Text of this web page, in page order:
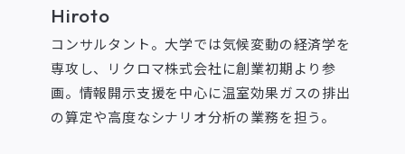
Hiroto
コンサルタント。大学では気候変動の経済学を
専攻し、リクロマ株式会社に創業初期より参
画。情報開示支援を中心に温室効果ガスの排出
の算定や高度なシナリオ分析の業務を担う。